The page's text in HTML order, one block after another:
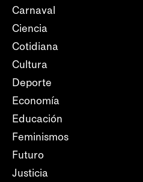
Carnaval
Ciencia
Cotidiana
Cultura
Deporte
Economía
Educación
Feminismos
Futuro
Justicia